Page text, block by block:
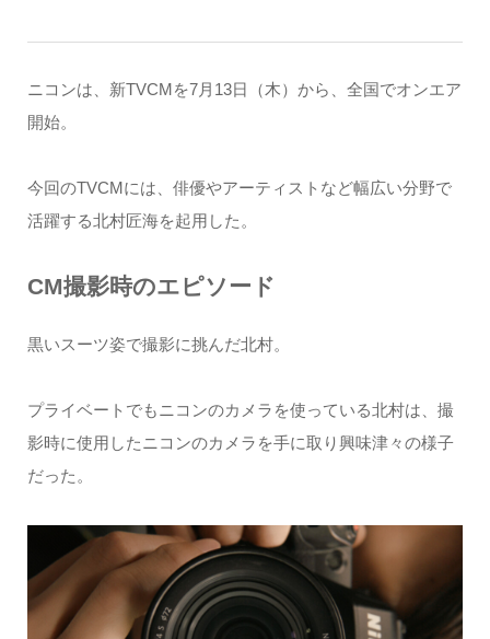
ニコンは、新TVCMを7月13日（木）から、全国でオンエア
開始。
今回のTVCMには、俳優やアーティストなど幅広い分野で
活躍する北村匠海を起用した。
CM撮影時のエピソード
黒いスーツ姿で撮影に挑んだ北村。
プライベートでもニコンのカメラを使っている北村は、撮
影時に使用したニコンのカメラを手に取り興味津々の様子
だった。